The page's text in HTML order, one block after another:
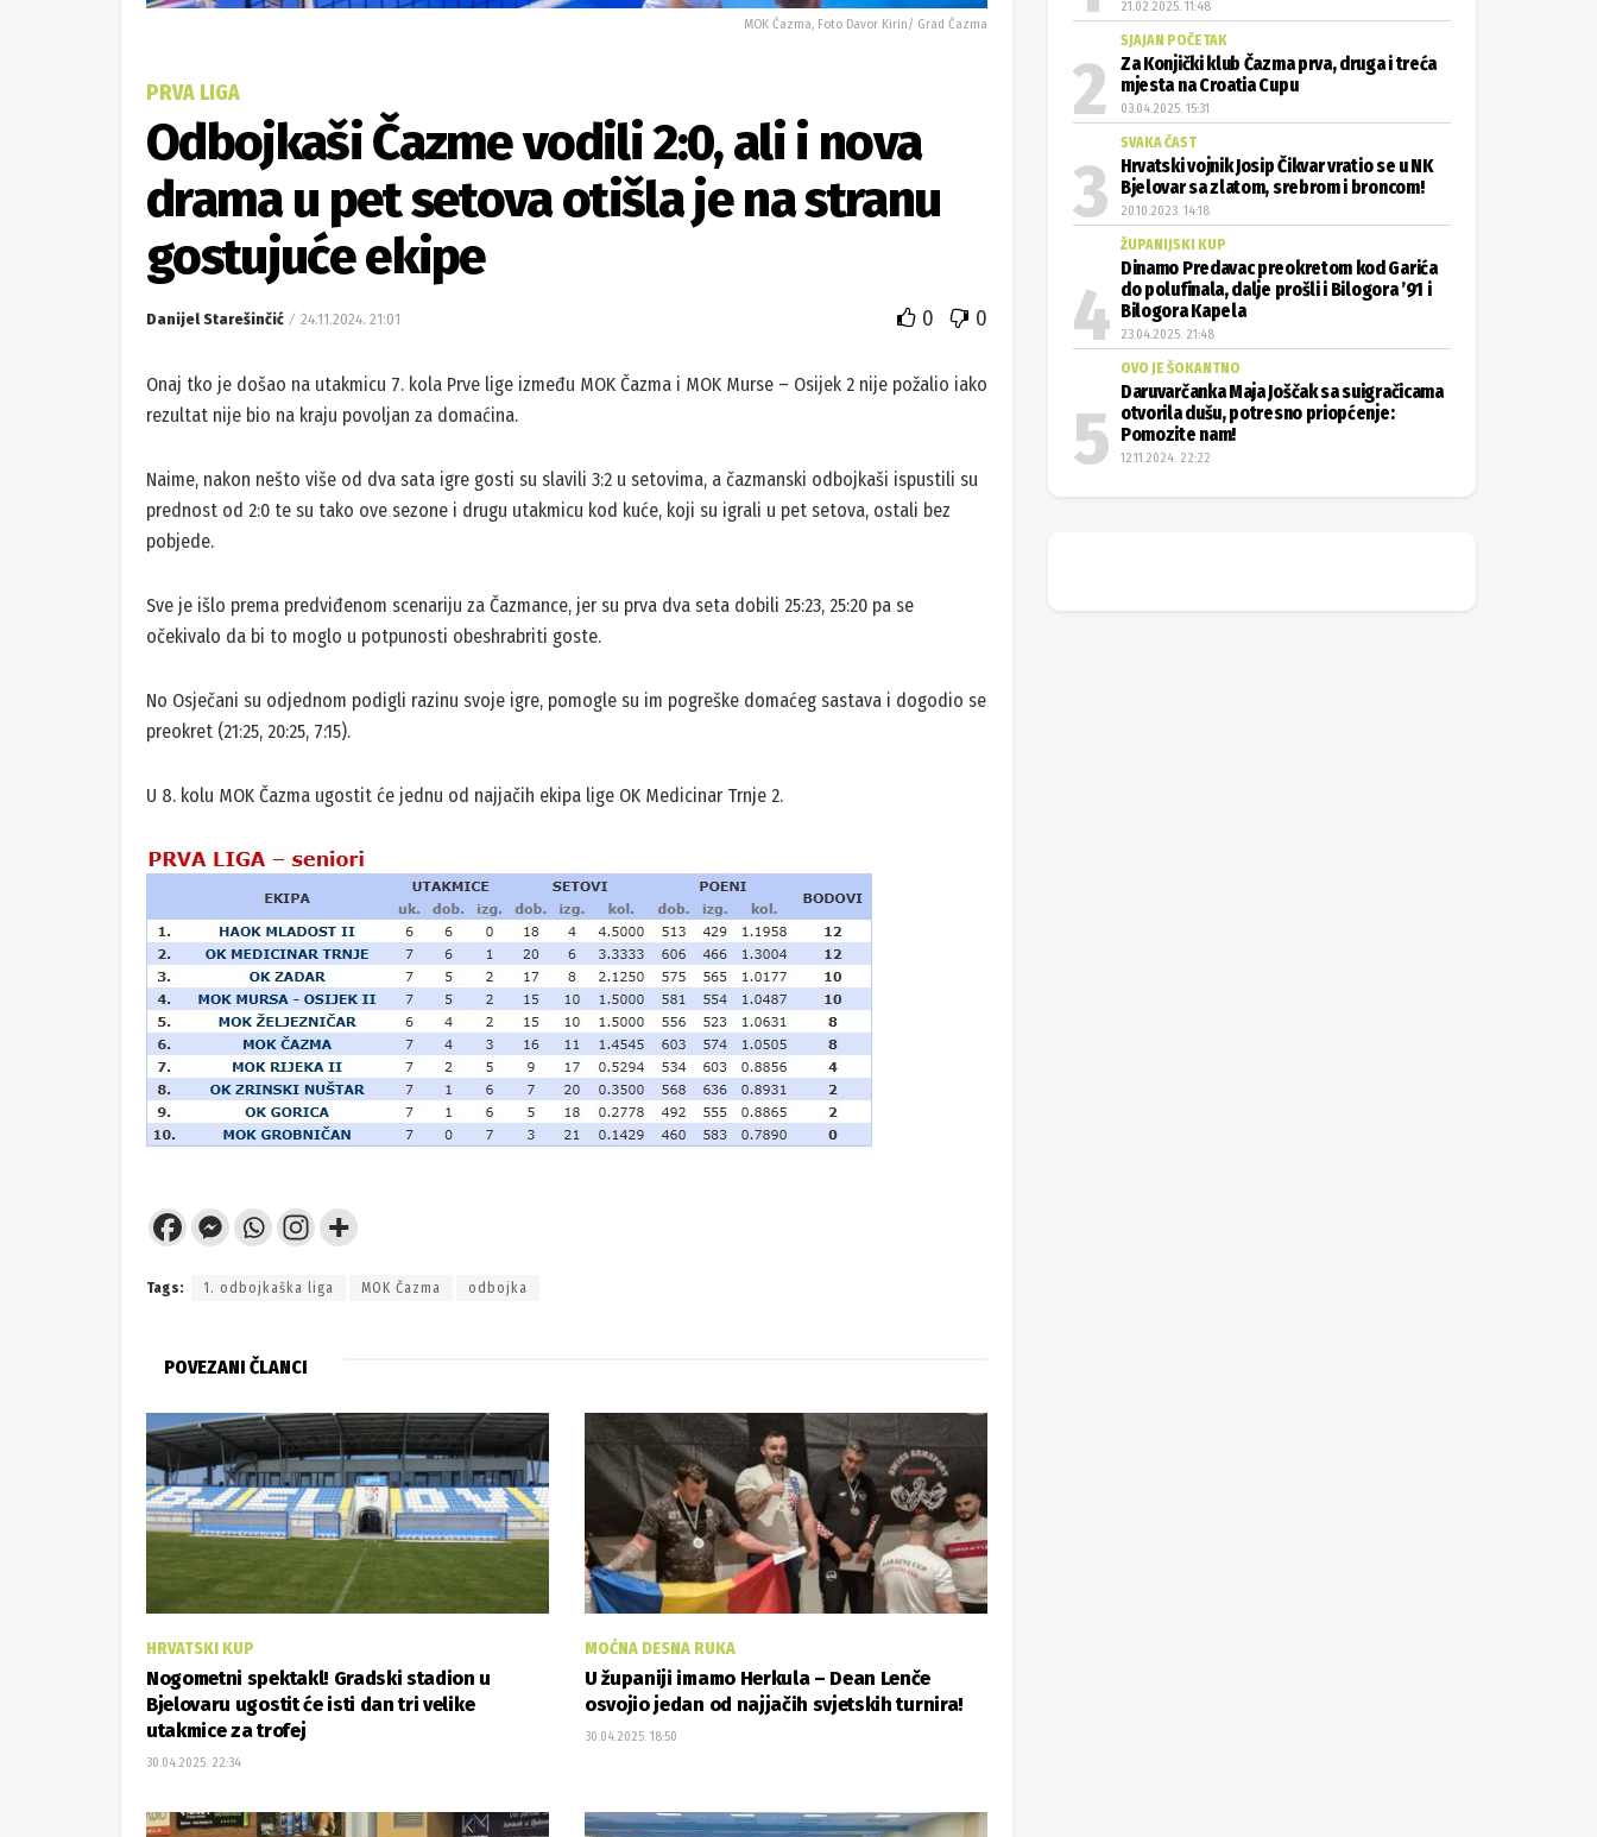
MOK Čazma, Foto Davor Kirin/ Grad Čazma
PRVA LIGA
Odbojkaši Čazme vodili 2:0, ali i nova
drama u pet setova otišla je na stranu
gostujuće ekipe
Danijel Starešinčić 24.11.2024. 21:01 0 0
Onaj tko je došao na utakmicu 7. kola Prve lige između MOK Čazma i MOK Murse – Osijek 2 nije požalio iako
rezultat nije bio na kraju povoljan za domaćina.
Naime, nakon nešto više od dva sata igre gosti su slavili 3:2 u setovima, a čazmanski odbojkaši ispustili su
prednost od 2:0 te su tako ove sezone i drugu utakmicu kod kuće, koji su igrali u pet setova, ostali bez
pobjede.
Sve je išlo prema predviđenom scenariju za Čazmance, jer su prva dva seta dobili 25:23, 25:20 pa se
očekivalo da bi to moglo u potpunosti obeshrabriti goste.
No Osječani su odjednom podigli razinu svoje igre, pomogle su im pogreške domaćeg sastava i dogodio se
preokret (21:25, 20:25, 7:15).
U 8. kolu MOK Čazma ugostit će jednu od najjačih ekipa lige OK Medicinar Trnje 2.
Tags: 1. odbojkaška liga MOK Čazma odbojka
POVEZANI ČLANCI
HRVATSKI KUP
Nogometni spektakl! Gradski stadion u
Bjelovaru ugostit će isti dan tri velike
utakmice za trofej
30.04.2025. 22:34
MOĆNA DESNA RUKA
U županiji imamo Herkula – Dean Lenče
osvojio jedan od najjačih svjetskih turnira!
30.04.2025. 18:50
21.02.2025. 11:48
SJAJAN POČETAK
Za Konjički klub Čazma prva, druga i treća
mjesta na Croatia Cupu
03.04.2025. 15:31
SVAKA ČAST
Hrvatski vojnik Josip Čikvar vratio se u NK
Bjelovar sa zlatom, srebrom i broncom!
20.10.2023. 14:18
ŽUPANIJSKI KUP
Dinamo Predavac preokretom kod Garića
do polufinala, dalje prošli i Bilogora ’91 i
Bilogora Kapela
23.04.2025. 21:48
OVO JE ŠOKANTNO
Daruvarčanka Maja Joščak sa suigračicama
otvorila dušu, potresno priopćenje:
Pomozite nam!
12.11.2024. 22:22